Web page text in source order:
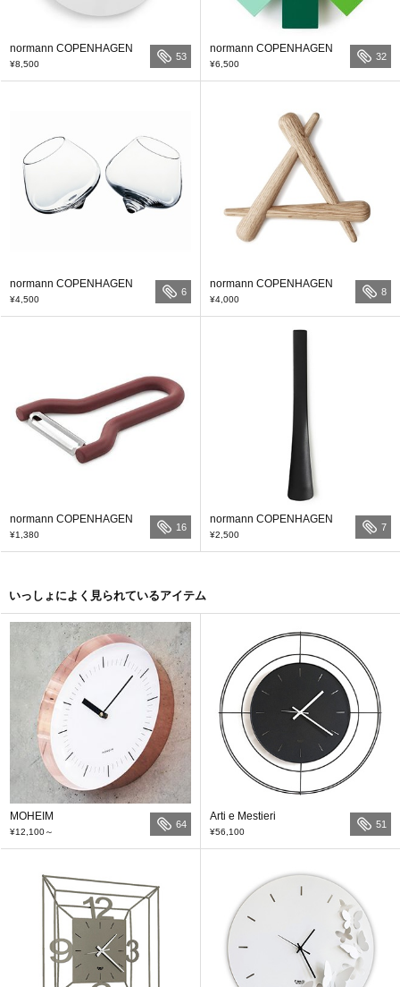
normann COPENHAGEN
¥8,500
53
normann COPENHAGEN
¥6,500
32
normann COPENHAGEN
¥4,500
6
normann COPENHAGEN
¥4,000
8
normann COPENHAGEN
¥1,380
16
normann COPENHAGEN
¥2,500
7
いっしょによく見られているアイテム
MOHEIM
¥12,100～
64
Arti e Mestieri
¥56,100
51